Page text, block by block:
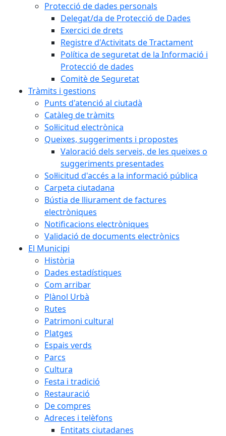
Protecció de dades personals
Delegat/da de Protecció de Dades
Exercici de drets
Registre d'Activitats de Tractament
Política de seguretat de la Informació i
Protecció de dades
Comitè de Seguretat
Tràmits i gestions
Punts d'atenció al ciutadà
Catàleg de tràmits
Sol·licitud electrònica
Queixes, suggeriments i propostes
Valoració dels serveis, de les queixes o
suggeriments presentades
Sol·licitud d'accés a la informació pública
Carpeta ciutadana
Bústia de lliurament de factures
electròniques
Notificacions electròniques
Validació de documents electrònics
El Municipi
Història
Dades estadístiques
Com arribar
Plànol Urbà
Rutes
Patrimoni cultural
Platges
Espais verds
Parcs
Cultura
Festa i tradició
Restauració
De compres
Adreces i telèfons
Entitats ciutadanes